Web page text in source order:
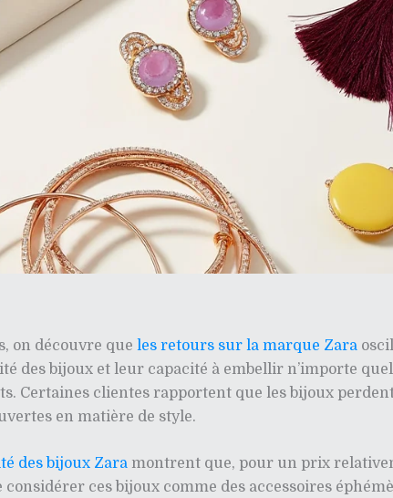
on découvre que les retours sur la marque Zara
des bijoux et leur capacité à embellir n’importe
Certaines clientes rapportent que les bijoux
en matière de style.
des bijoux Zara montrent que, pour un prix
ces bijoux comme des accessoires